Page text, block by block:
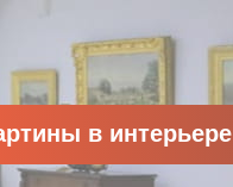
в интерьере